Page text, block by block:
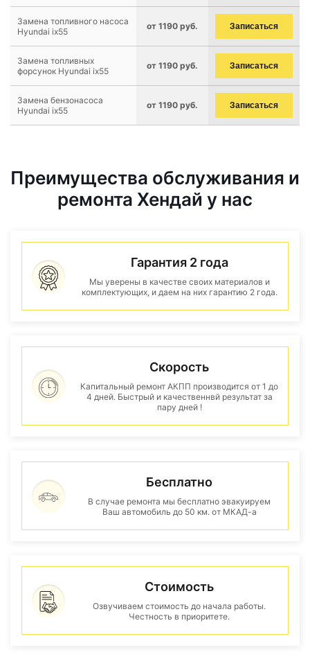
Замена топливного насоса
Hyundai ix55
от 1190 руб. Записаться
Замена топливных
форсунок Hyundai ix55
от 1190 руб. Записаться
Замена бензонасоса
Hyundai ix55
от 1190 руб. Записаться
Преимущества обслуживания и
ремонта Хендай у нас
Гарантия 2 года
Мы уверены в качестве своих материалов и
комплектующих, и даем на них гарантию 2 года.
Скорость
Капитальный ремонт АКПП производится от 1 до
4 дней. Быстрый и качественнвй результат за
пару дней !
Бесплатно
В случае ремонта мы бесплатно эвакуируем
Ваш автомобиль до 50 км. от МКАД-а
Стоимость
Озвучиваем стоимость до начала работы.
Честность в приоритете.